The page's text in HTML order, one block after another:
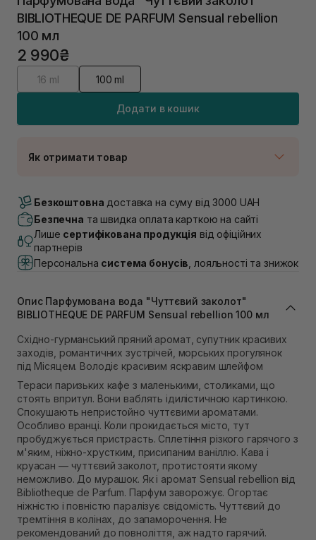
BIBLIOTHEQUE DE PARFUM Sensual rebellion
100 мл
2 990₴
16 ml 100 ml
Додати в кошик
Як отримати товар
Немає в наявності!
В наявності
Самовивіз м. Львів, вул. Академіка Підстригача, 1В
(Duck’s Lake)
Немає в наявності!
Немає в наявності!
Самовивіз м. Львів, вул. Степана Бандери 45
Самовивіз м. Рівне, вул. 16-го Липня, 15
Немає в наявності!
Самовивіз м. Рівне, вул. Кулика і Гудачека 23 (ТЦ
Немає в наявності!
Безкоштовна доставка на суму від 3000 UAH
Безпечна та швидка оплата карткою на сайті
Лише сертифікована продукція від офіційних
партнерів
Персональна система бонусів , лояльності та знижок
Опис Парфумована вода "Чуттєвий заколот"
BIBLIOTHEQUE DE PARFUM Sensual rebellion 100 мл
Східно-гурманський пряний аромат, супутник красивих
заходів, романтичних зустрічей, морських прогулянок
під Місяцем. Володіє красивим яскравим шлейфом
Тераси паризьких кафе з маленькими, столиками, що
стоять впритул. Вони ваблять ідилістичною картинкою.
Спокушають непристойно чуттєвими ароматами.
Особливо вранці. Коли прокидається місто, тут
пробуджується пристрасть. Сплетіння різкого гарячого з
м'яким, ніжно-хрустким, присипаним ваніллю. Кава і
круасан — чуттєвий заколот, протистояти якому
неможливо. До мурашок. Як і аромат Sensual rebellion від
Bibliotheque de Parfum. Парфум заворожує. Огортає
ніжністю і повністю паралізує свідомість. Чуттєвий до
тремтіння в колінах, до запаморочення. Не
рекомендований до повноліття, аж надто гарячий.